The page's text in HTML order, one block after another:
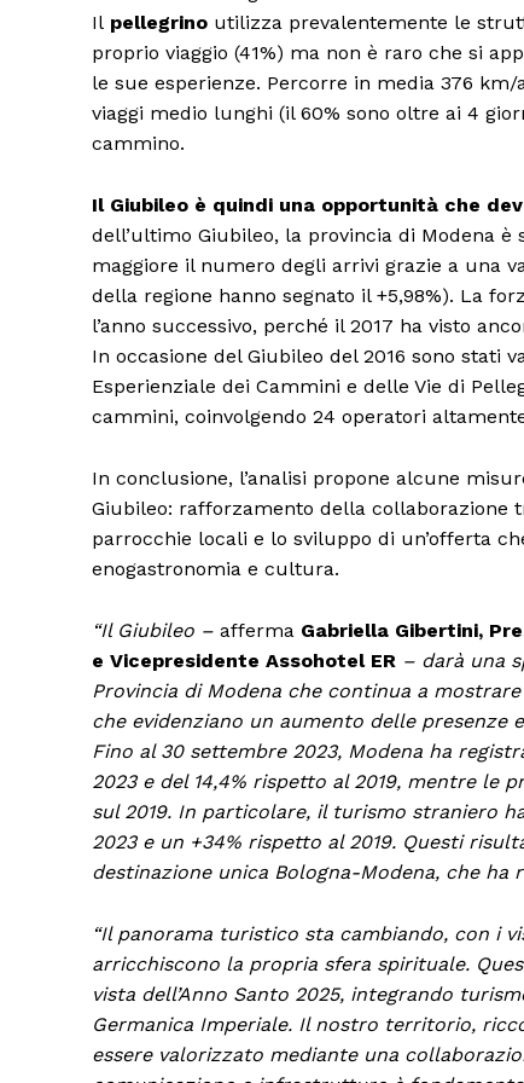
Il pellegrino utilizza prevalentemente le
proprio viaggio (41%) ma non è raro che si
le sue esperienze. Percorre in media 376
viaggi medio lunghi (il 60% sono oltre ai 4
cammino.
Il Giubileo è quindi una opportunità che
dell’ultimo Giubileo, la provincia di Modena
maggiore il numero degli arrivi grazie a una
della regione hanno segnato il +5,98%). La
l’anno successivo, perché il 2017 ha visto
In occasione del Giubileo del 2016 sono stati
Esperienziale dei Cammini e delle Vie di
cammini, coinvolgendo 24 operatori
In conclusione, l’analisi propone alcune
Giubileo: rafforzamento della collaborazione
parrocchie locali e lo sviluppo di un’offerta
enogastronomia e cultura.
“Il Giubileo – afferma Gabriella Gibertini,
e Vicepresidente Assohotel ER – darà una
Provincia di Modena che continua a
che evidenziano un aumento delle
Fino al 30 settembre 2023, Modena ha
2023 e del 14,4% rispetto al 2019, mentre le
sul 2019. In particolare, il turismo straniero
2023 e un +34% rispetto al 2019. Questi
destinazione unica Bologna-Modena, che
“Il panorama turistico sta cambiando, con i
arricchiscono la propria sfera spirituale.
vista dell’Anno Santo 2025, integrando
Germanica Imperiale. Il nostro territorio,
essere valorizzato mediante una